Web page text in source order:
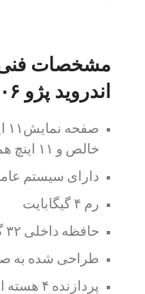
مشخصات فنی
اندروید پژو ۲۰۶
خالص و ۱۱ اینچ همراه با فضای دکمه ها)
دارای سیستم عامل
رم ۴ گیگابایت
حافظه داخلی ۳۲ گیگابایت
طراحی شده به
پردازنده ۴ هسته ای